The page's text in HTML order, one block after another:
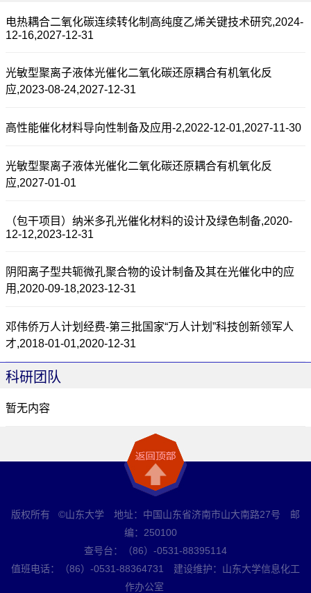
电热耦合二氧化碳连续转化制高纯度乙烯关键技术研究,2024-
12-16,2027-12-31
光敏型聚离子液体光催化二氧化碳还原耦合有机氧化反
应,2023-08-24,2027-12-31
高性能催化材料导向性制备及应用-2,2022-12-01,2027-11-30
光敏型聚离子液体光催化二氧化碳还原耦合有机氧化反
应,2027-01-01
（包干项目）纳米多孔光催化材料的设计及绿色制备,2020-
12-12,2023-12-31
阴阳离子型共轭微孔聚合物的设计制备及其在光催化中的应
用,2020-09-18,2023-12-31
邓伟侨万人计划经费-第三批国家“万人计划”科技创新领军人
才,2018-01-01,2020-12-31
科研团队
暂无内容
版权所有 ©山东大学 地址：中国山东省济南市山大南路27号 邮
编：250100
查号台：（86）-0531-88395114
值班电话：（86）-0531-88364731 建设维护：山东大学信息化工
作办公室